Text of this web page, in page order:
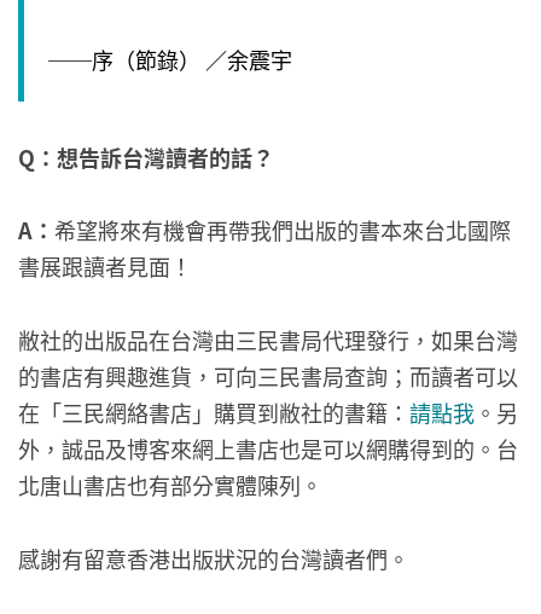
──序（節錄） ／余震宇
Q：想告訴台灣讀者的話？
A ： 希望將來有機會再帶我們出版的書本來台北國際
書展跟讀者見面！
敝社的出版品在台灣由三民書局代理發行，如果台灣
的書店有興趣進貨，可向三民書局查詢；而讀者可以
在「三民網絡書店」購買到敝社的書籍： 請點我 。另
外，誠品及博客來網上書店也是可以網購得到的。台
北唐山書店也有部分實體陳列。
感謝有留意香港出版狀況的台灣讀者們。